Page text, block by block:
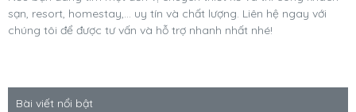
sạn, resort, homestay,... uy tín và chất lượng. Liên hệ ngay với
chúng tôi để được tư vấn và hỗ trợ nhanh nhất nhé!
Bài viết nổi bật